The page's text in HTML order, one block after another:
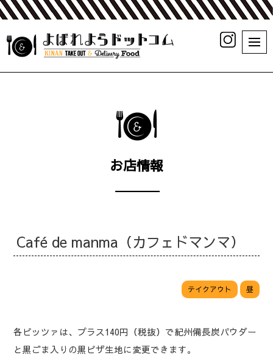
お店情報
Café de manma（カフェドマンマ）
テイクアウト 昼
各ピッツァは、プラス140円（税抜）で紀州備長炭パウダー
と黒ごま入りの黒ピザ生地に変更できます。